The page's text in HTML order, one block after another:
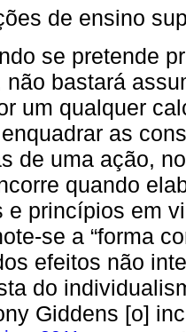
de ensino
se pretende
não bastará
um qualquer
as
de uma ação,
quando
e princípios em
se a “forma
efeitos não
do
Giddens [o]